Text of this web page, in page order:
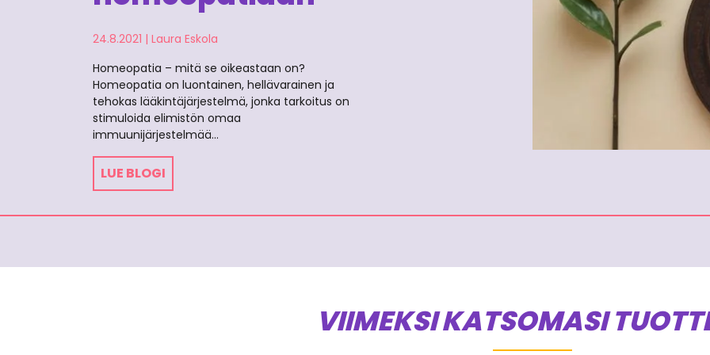
24.8.2021 | Laura Eskola
Homeopatia – mitä se oikeastaan on?
Homeopatia on luontainen, hellävarainen ja
tehokas lääkintäjärjestelmä, jonka tarkoitus on
stimuloida elimistön omaa
immuunijärjestelmää…
LUE BLOGI
VIIMEKSI KATSOMASI